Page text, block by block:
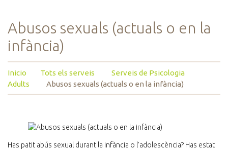
Abusos sexuals (actuals o en la
infància)
Inicio Tots els serveis
Serveis de Psicologia
Adults
Abusos sexuals (actuals o en la infància)
Has patit abús sexual durant la infància o l'adolescència? Has estat